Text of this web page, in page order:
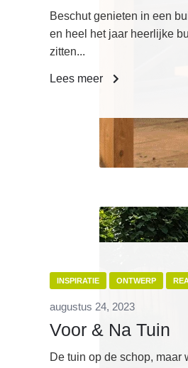
Beschut genieten in een
en heel het jaar heerlijke
zitten...
Lees meer
INSPIRATIE ONTWERP
augustus 24, 2023
Voor & Na Tuin
De tuin op de schop, maar